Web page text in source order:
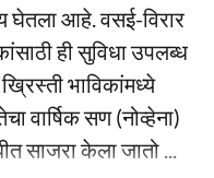
घेतला आहे. वसई-विरार
ही सुविधा उपलब्ध
भाविकांमध्ये
वार्षिक सण (नोव्हेना)
साजरा केला जातो ...